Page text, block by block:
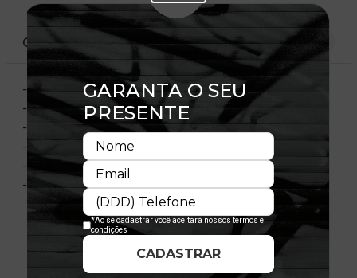
CARACTERÍSTICAS
- Estampa Frontal
- Etiqueta Flag Aplicada Na Manga
- Malha
- 100% Algodão
- Nacional
- Licença Oficial